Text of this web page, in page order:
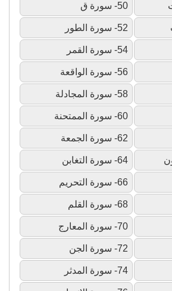
50- سورة ق
52- سورة الطور
54- سورة القمر
56- سورة الواقعة
58- سورة المجادلة
60- سورة الممتحنة
62- سورة الجمعة
64- سورة التغابن
66- سورة التحريم
68- سورة القلم
70- سورة المعارج
72- سورة الجن
74- سورة المدثر